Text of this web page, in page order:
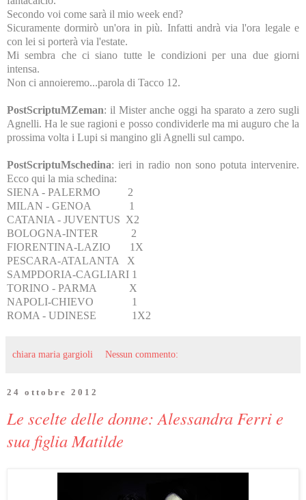
Secondo voi come sarà il mio week end?
Sicuramente dormirò un'ora in più. Infatti andrà via l'ora legale e
con lei si porterà via l'estate.
Mi sembra che ci siano tutte le condizioni per una due giorni
intensa.
Non ci annoieremo...parola di Tacco 12.
PostScriptuMZeman: il Mister anche oggi ha sparato a zero sugli
Agnelli. Ha le sue ragioni e posso condividerle ma mi auguro che la
prossima volta i Lupi si mangino gli Agnelli sul campo.
PostScriptuMschedina: ieri in radio non sono potuta intervenire.
Ecco qui la mia schedina:
SIENA - PALERMO 2
MILAN - GENOA 1
CATANIA - JUVENTUS X2
BOLOGNA-INTER 2
FIORENTINA-LAZIO 1X
PESCARA-ATALANTA X
SAMPDORIA-CAGLIARI 1
TORINO - PARMA X
NAPOLI-CHIEVO 1
ROMA - UDINESE 1X2
chiara maria gargioli Nessun commento:
24 ottobre 2012
Le scelte delle donne: Alessandra Ferri e
sua figlia Matilde